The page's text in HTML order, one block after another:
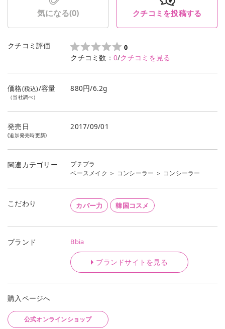
気になる(0) クチコミを投稿する
クチコミ評価 0
クチコミ数： 0/クチコミを見る
価格(税込)/容量
（当社調べ）
880円/6.2g
発売日
(追加発売時更新)
2017/09/01
関連カテゴリー
プチプラ
ベースメイク ＞ コンシーラー ＞ コンシーラー
こだわり カバー力 韓国コスメ
ブランド Bbia
ブランドサイトを見る
購入ページへ
公式オンラインショップ